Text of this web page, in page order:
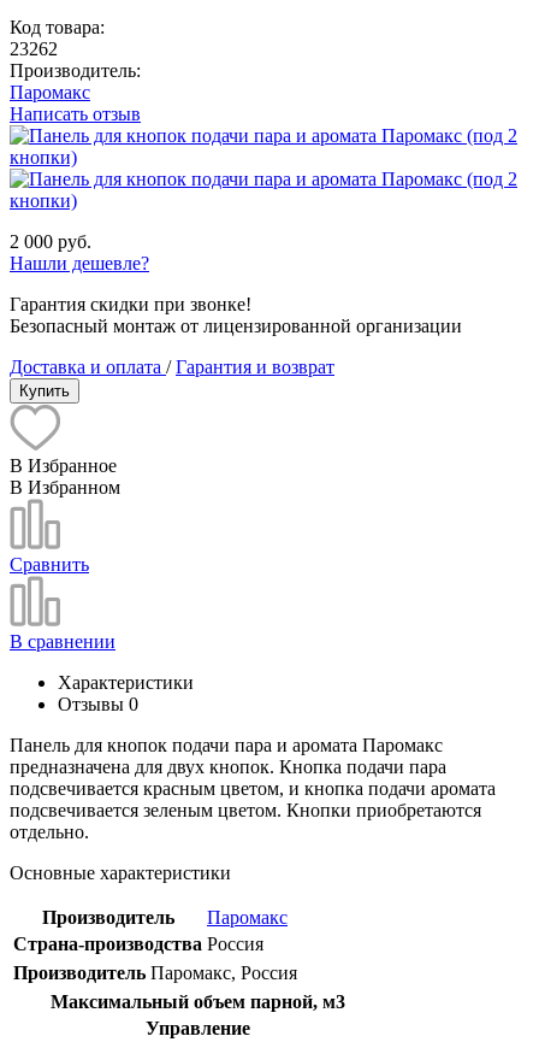
Код товара:
23262
Производитель:
Паромакс
Написать отзыв
2 000 руб.
Нашли дешевле?
Гарантия скидки при звонке!
Безопасный монтаж от лицензированной организации
Доставка и оплата /Гарантия и возврат
Купить
В Избранное
В Избранном
Сравнить
В сравнении
Характеристики
Отзывы 0
Панель для кнопок подачи пара и аромата Паромакс
предназначена для двух кнопок. Кнопка подачи пара
подсвечивается красным цветом, и кнопка подачи аромата
подсвечивается зеленым цветом. Кнопки приобретаются
отдельно.
Основные характеристики
Производитель
Паромакс
Страна-производства Россия
Производитель Паромакс, Россия
Максимальный объем парной, м3
Управление